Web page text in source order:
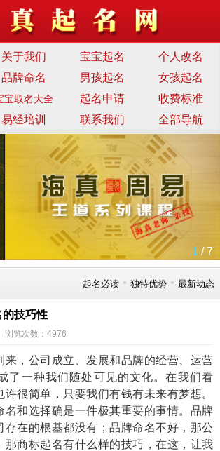
关于我们 宝宝起名
个人改名
品牌命名 男孩起名 女孩起名
宝取名大全 起名申请
收费标准
易经培训 联系我们 全部导航
1 / 7
起名必读 • 独特优势 • 最新动态
的技巧性
浏览次数：4976
来，公司成立、发展和品牌的经营、运营
了一种我们随处可见的文化。在我们看
很简单，只要我们有钱有未来有梦想。
名和选择确是一件极其重要的事情。品牌
存在的根基都没有；品牌命名不好，那公
那商标起名有什么样的技巧，在这，让我